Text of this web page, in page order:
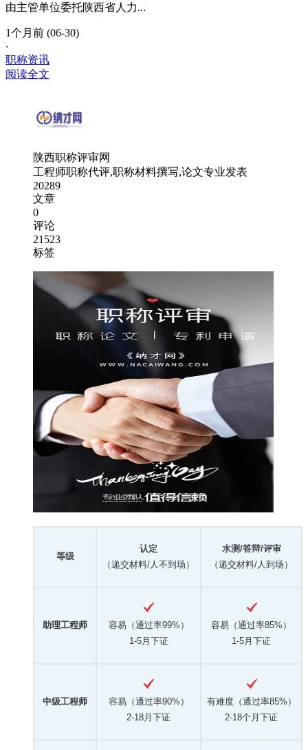
由主管单位委托陕西省人力...
1个月前 (06-30)
·
职称资讯
阅读全文
陕西职称评审网
工程师职称代评,职称材料撰写,论文专业发表
20289
文章
0
评论
21523
标签
等级
认定
（递交材料/人不到场）
水测/答辩/评审
（递交材料/人到场）
助理工程师
容易（通过率99%）
1-5月下证
容易（通过率85%）
1-5月下证
中级工程师
容易（通过率90%）
2-18月下证
有难度（通过率85%）
2-18个月下证